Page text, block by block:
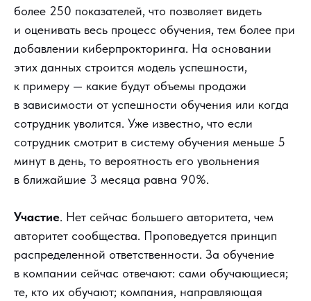
более 250 показателей, что позволяет видеть
и оценивать весь процесс обучения, тем более при
добавлении киберпрокторинга. На основании
этих данных строится модель успешности,
к примеру — какие будут объемы продажи
в зависимости от успешности обучения или когда
сотрудник уволится. Уже известно, что если
сотрудник смотрит в систему обучения меньше 5
минут в день, то вероятность его увольнения
в ближайшие 3 месяца равна 90%.
Участие. Нет сейчас большего авторитета, чем
авторитет сообщества. Проповедуется принцип
распределенной ответственности. За обучение
в компании сейчас отвечают: сами обучающиеся;
те, кто их обучают; компания, направляющая